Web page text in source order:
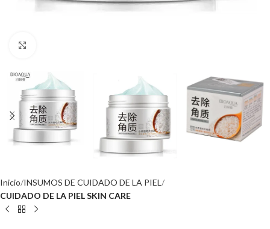
Inicio INSUMOS DE CUIDADO DE LA PIEL
CUIDADO DE LA PIEL SKIN CARE